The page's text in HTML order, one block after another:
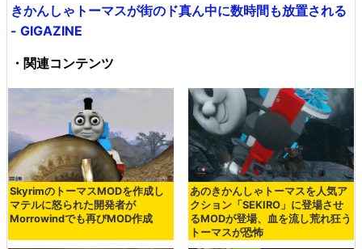
きかんしゃトーマスが街のド真ん中に数時間も放置される
- GIGAZINE
・関連コンテンツ
SkyrimのトーマスMODを作成し
マテルに怒られた開発者が
Morrowindでも再びMOD作成
あのきかんしゃトーマスを人気ア
クション「SEKIRO」に登場させ
るMODが登場、血を流し荒れ狂う
トーマスが恐怖